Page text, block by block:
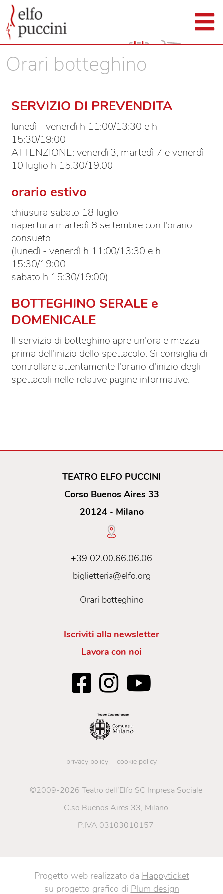
Orari botteghino
SERVIZIO DI PREVENDITA
lunedì - venerdì h 11:00/13:30 e h
15:30/19:00
ATTENZIONE: venerdì 3, martedì 7 e venerdì
10 luglio h 15.30/19.00
orario estivo
chiusura sabato 18 luglio
riapertura martedì 8 settembre con l'orario
consueto
(lunedì - venerdì h 11:00/13:30 e h
15:30/19:00
sabato h 15:30/19:00)
BOTTEGHINO SERALE e
DOMENICALE
Il servizio di botteghino apre un'ora e mezza
prima dell'inizio dello spettacolo. Si consiglia di
controllare attentamente l'orario d'inizio degli
spettacoli nelle relative pagine informative.
TEATRO ELFO PUCCINI
Corso Buenos Aires 33
20124 - Milano
+39 02.00.66.06.06
biglietteria@elfo.org
Orari botteghino
Iscriviti alla newsletter
Lavora con noi
privacy policy cookie policy
©2009-2026 Teatro dell’Elfo SC Impresa Sociale
C.so Buenos Aires 33, Milano
P.IVA 03103010157
Progetto web realizzato da Happyticket
su progetto grafico di Plum design